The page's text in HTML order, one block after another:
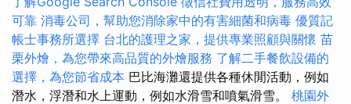
可靠 消毒公司，幫助您消除家中的有害細菌和病毒 優質記
帳士事務所選擇 台北的護理之家，提供專業照顧與關懷 苗
栗外燴，為您帶來高品質的外燴服務 了解二手餐飲設備的
選擇，為您節省成本 巴比海灘還提供各種休閒活動，例如
潛水，浮潛和水上運動，例如水滑雪和噴氣滑雪。 桃園外